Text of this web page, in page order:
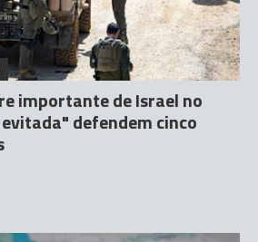
importante de Israel no
defendem cinco